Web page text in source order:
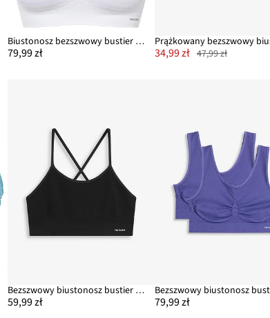
Biustonosz bezszwowy bustier Feel comfort (2 szt.)
79,99 zł 34,99 zł 47,99 zł
Bezszwowy biustonosz bustier z tyłem typu bokserka z kolekcji Feel Comfort
59,99 zł 79,99 zł